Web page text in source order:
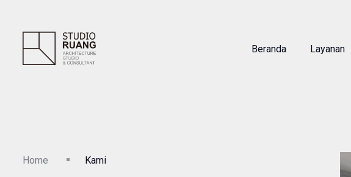
Beranda Layanan
Home Kami